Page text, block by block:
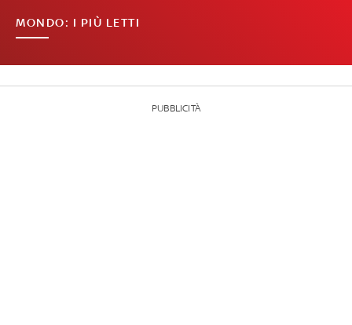
MONDO: I PIÙ LETTI
PUBBLICITÀ